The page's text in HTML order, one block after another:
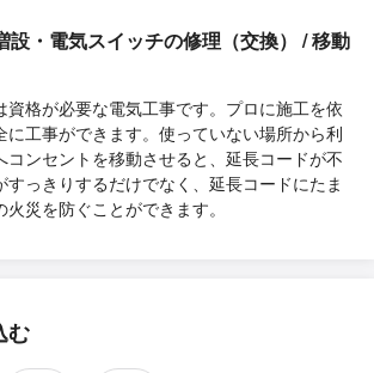
設・電気スイッチの修理（交換） / 移動
資格が必要な電気工事です。プロに施工を依
に工事ができます。使っていない場所から利
コンセントを移動させると、延長コードが不
っきりするだけでなく、延長コードにたま
災を防ぐことができます。
む